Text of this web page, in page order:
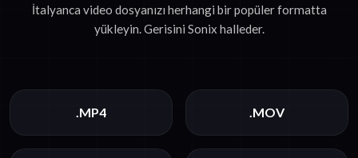
İtalyanca video dosyanızı herhangi bir popüler formatta
yükleyin. Gerisini Sonix halleder.
.MP4 .MOV